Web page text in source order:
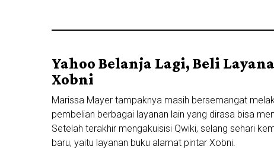
Yahoo Belanja Lagi, Beli
Xobni
Marissa Mayer tampaknya masih bersemangat
pembelian berbagai layanan lain yang dirasa bisa
Setelah terakhir mengakuisisi Qwiki, selang sehari
baru, yaitu layanan buku alamat pintar Xobni.